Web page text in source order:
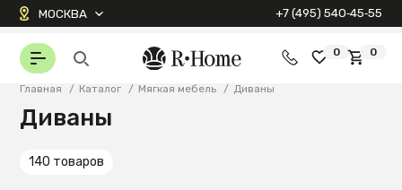
МОСКВА +7 (495) 540‑45‑55
0 0
Главная / Каталог / Мягкая мебель / Диваны
Диваны
140 товаров